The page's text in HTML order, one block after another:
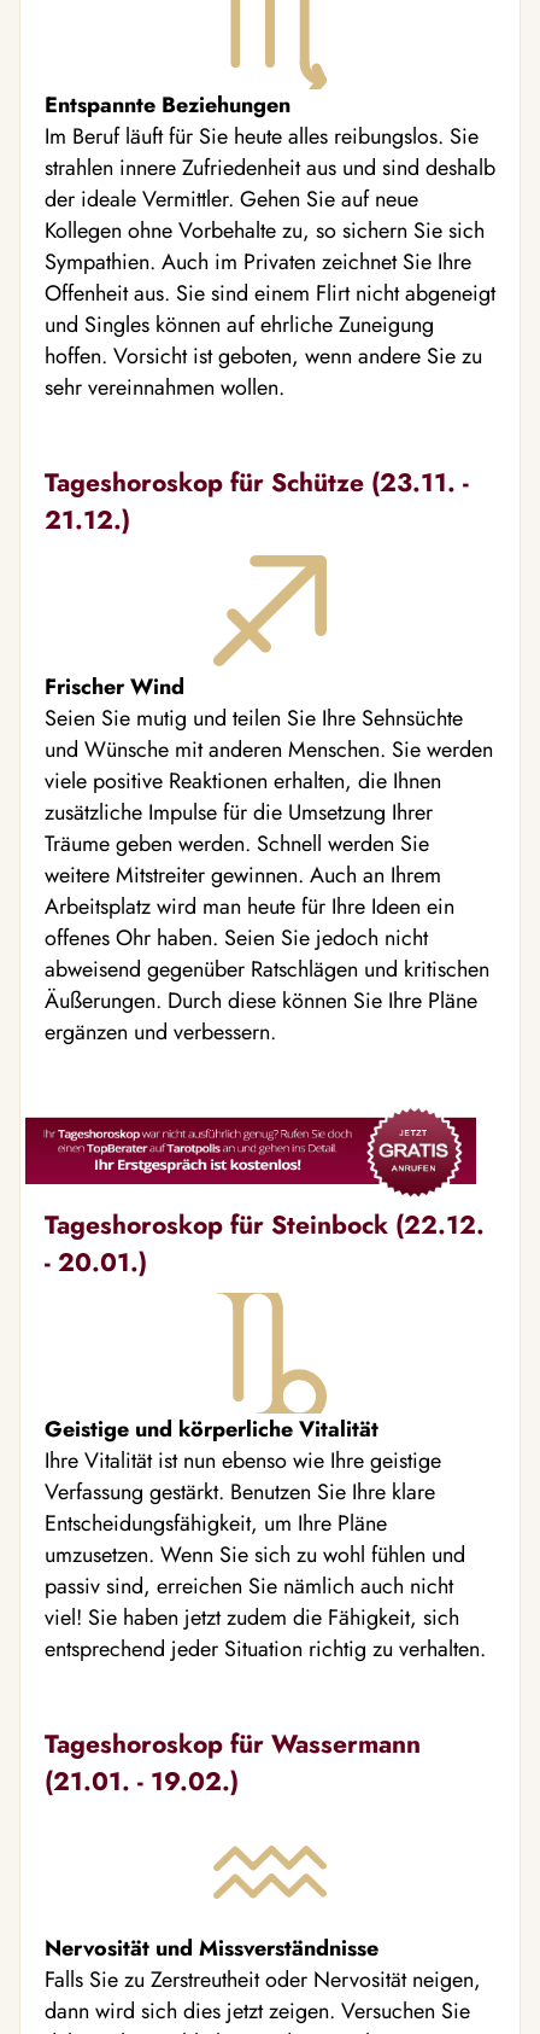
Entspannte Beziehungen
Im Beruf läuft für Sie heute alles reibungslos. Sie
strahlen innere Zufriedenheit aus und sind deshalb
der ideale Vermittler. Gehen Sie auf neue
Kollegen ohne Vorbehalte zu, so sichern Sie sich
Sympathien. Auch im Privaten zeichnet Sie Ihre
Offenheit aus. Sie sind einem Flirt nicht abgeneigt
und Singles können auf ehrliche Zuneigung
hoffen. Vorsicht ist geboten, wenn andere Sie zu
sehr vereinnahmen wollen.
Tageshoroskop für Schütze (23.11. -
21.12.)
Frischer Wind
Seien Sie mutig und teilen Sie Ihre Sehnsüchte
und Wünsche mit anderen Menschen. Sie werden
viele positive Reaktionen erhalten, die Ihnen
zusätzliche Impulse für die Umsetzung Ihrer
Träume geben werden. Schnell werden Sie
weitere Mitstreiter gewinnen. Auch an Ihrem
Arbeitsplatz wird man heute für Ihre Ideen ein
offenes Ohr haben. Seien Sie jedoch nicht
abweisend gegenüber Ratschlägen und kritischen
Äußerungen. Durch diese können Sie Ihre Pläne
ergänzen und verbessern.
Tageshoroskop für Steinbock (22.12.
- 20.01.)
Geistige und körperliche Vitalität
Ihre Vitalität ist nun ebenso wie Ihre geistige
Verfassung gestärkt. Benutzen Sie Ihre klare
Entscheidungsfähigkeit, um Ihre Pläne
umzusetzen. Wenn Sie sich zu wohl fühlen und
passiv sind, erreichen Sie nämlich auch nicht
viel! Sie haben jetzt zudem die Fähigkeit, sich
entsprechend jeder Situation richtig zu verhalten.
Tageshoroskop für Wassermann
(21.01. - 19.02.)
Nervosität und Missverständnisse
Falls Sie zu Zerstreutheit oder Nervosität neigen,
dann wird sich dies jetzt zeigen. Versuchen Sie